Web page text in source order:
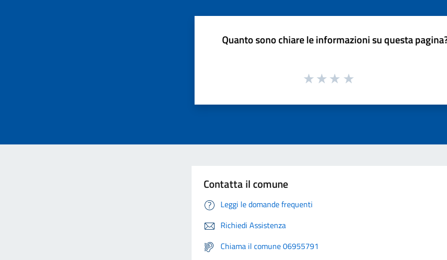
Quanto sono chiare le informazioni su questa
Contatta il comune
Leggi le domande frequenti
Richiedi Assistenza
Chiama il comune 06955791